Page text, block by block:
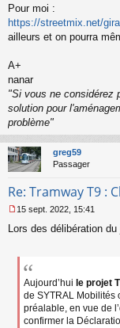
n
o
n
l
Pour moi :
https://streetmix.net/
ailleurs et on pourra
A+
nanar
"Si vous ne considérez
solution pour
problème"
greg59
Passager
Re: Tramway T9 :
e
15 sept. 2022, 15:41
Lors des délibération
Aujourd’hui le projet
de SYTRAL Mobilités
préalable, en vue de
confirmer la